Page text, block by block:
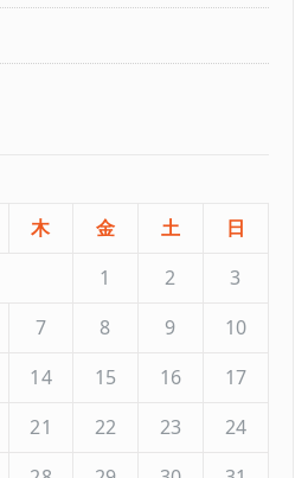
木 金 土
日
1
2
3
7 8 9
10
14 15 16
17
21 22 23
24